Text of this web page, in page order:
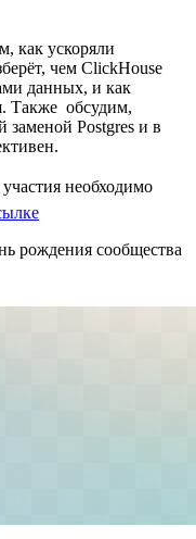
как ускоряли
чем ClickHouse
данных, и как
Также обсудим,
заменой Postgres и в
необходимо
рождения сообщества